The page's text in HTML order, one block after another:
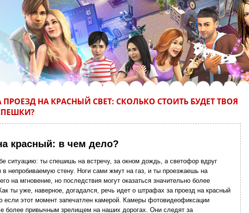
НА КРАСНЫЙ СВЕТ: СКОЛЬКО СТОИТЬ БУДЕТ ТВОЯ
красный: в чем дело?
ситуацию: ты спешишь на встречу, за окном дождь, а светофор вдруг
в непробиваемую стену. Ноги сами жмут на газ, и ты проезжаешь на
на мгновение, но последствия могут оказаться значительно более
ты уже, наверное, догадался, речь идет о штрафах за проезд на красный
если этот момент запечатлен камерой. Камеры фотовидеофиксации
более привычным зрелищем на наших дорогах. Они следят за